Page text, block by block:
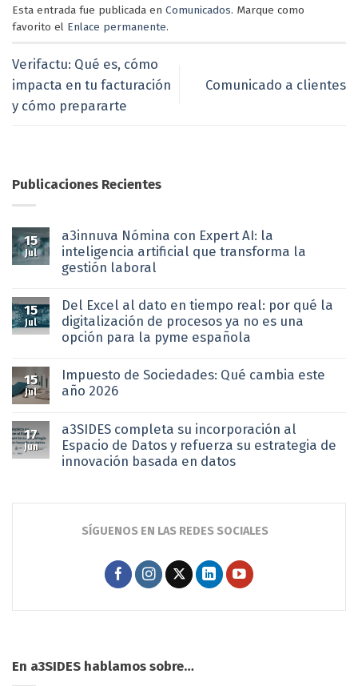
Esta entrada fue publicada en Comunicados. Marque como
favorito el Enlace permanente.
Verifactu: Qué es, cómo
impacta en tu facturación
y cómo prepararte
Comunicado a clientes
Publicaciones Recientes
15
Jul
a3innuva Nómina con Expert AI: la
inteligencia artificial que transforma la
gestión laboral
15
Jul
Del Excel al dato en tiempo real: por qué la
digitalización de procesos ya no es una
opción para la pyme española
15
Jul
Impuesto de Sociedades: Qué cambia este
año 2026
17
Jun
a3SIDES completa su incorporación al
Espacio de Datos y refuerza su estrategia de
innovación basada en datos
SÍGUENOS EN LAS REDES SOCIALES
En a3SIDES hablamos sobre…